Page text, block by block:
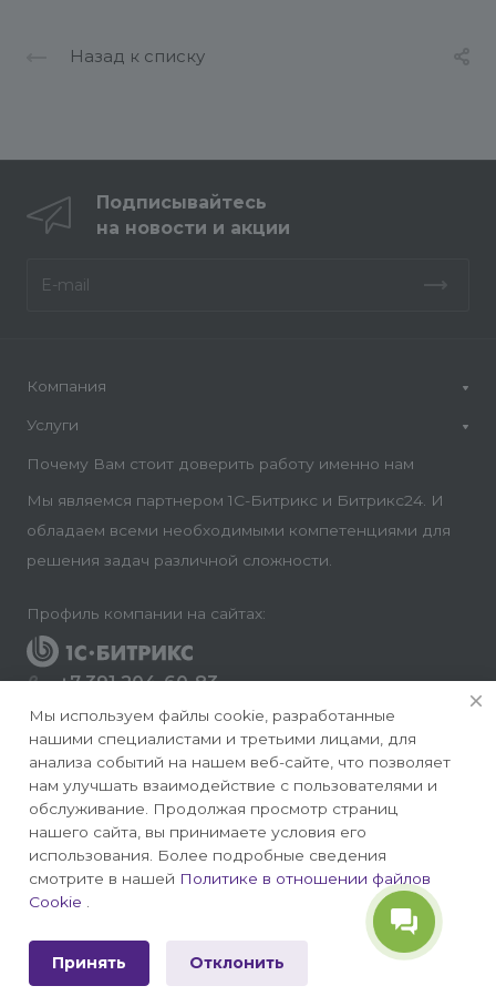
Назад к списку
Подписывайтесь
на новости и акции
Компания
Услуги
Почему Вам стоит доверить работу именно нам
Мы являемся партнером 1С-Битрикс и Битрикс24. И
обладаем всеми необходимыми компетенциями для
решения задач различной сложности.
Профиль компании на сайтах:
+7 391 204-60-83
Заказать звонок
info@conversite.ru
г. Красноярск, ул. Ладо Кецховели 22а, офис 8-28/1
© 2026 Конверсайт - Разработка и продвижение
сайтов на 1С-Битрикс
Политика конфиденциальности
Мы используем файлы cookie, разработанные
нашими специалистами и третьими лицами, для
анализа событий на нашем веб-сайте, что позволяет
нам улучшать взаимодействие с пользователями и
обслуживание. Продолжая просмотр страниц
нашего сайта, вы принимаете условия его
использования. Более подробные сведения
смотрите в нашей Политике в отношении файлов
Cookie
Принять Отклонить